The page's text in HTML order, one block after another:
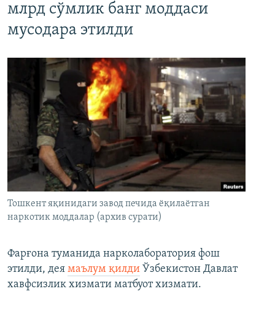
млрд сўмлик банг моддаси
мусодара этилди
Тошкент яқинидаги завод печида ёқилаётган
наркотик моддалар (архив сурати)
Фарғона туманида нарколаборатория фош
этилди, дея маълум қилди Ўзбекистон Давлат
хавфсизлик хизмати матбуот хизмати.